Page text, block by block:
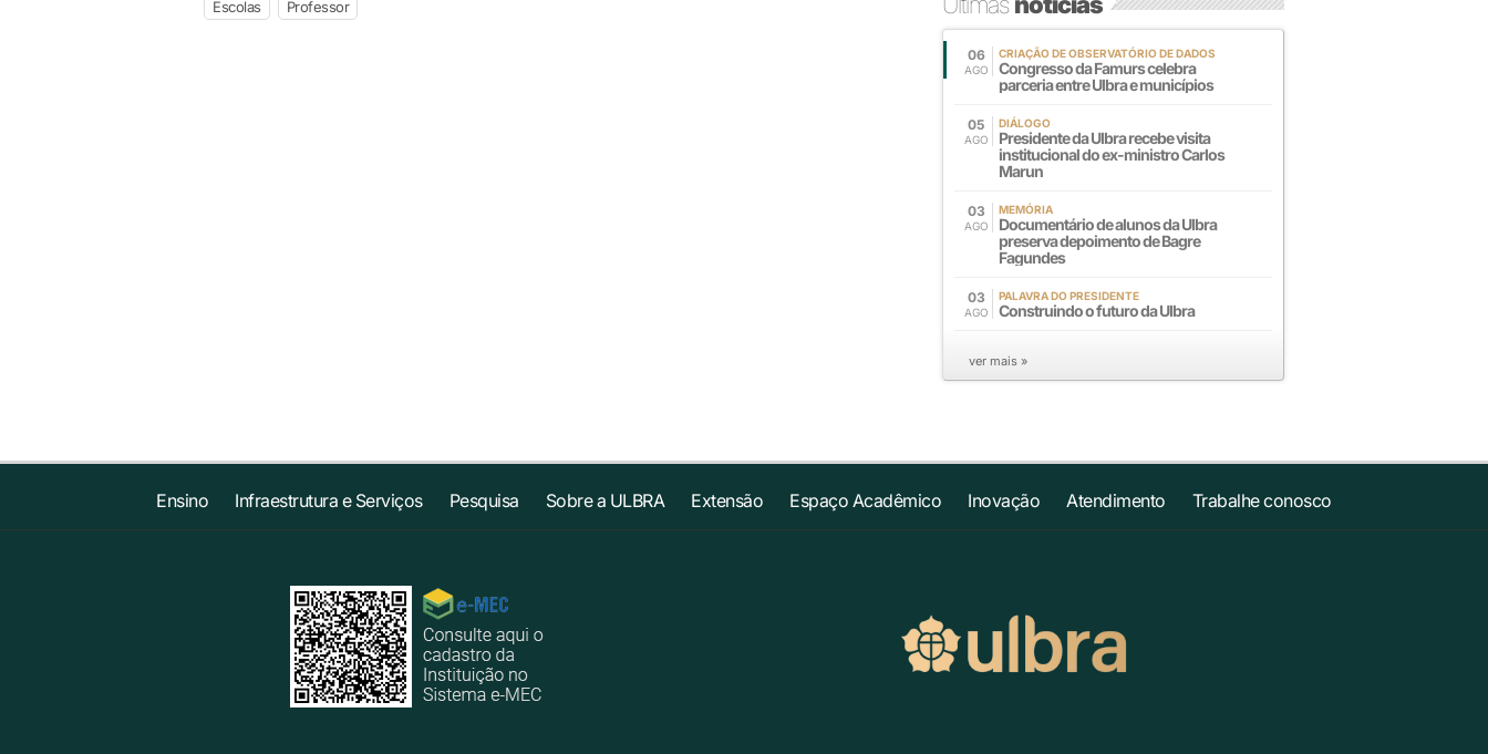
Escolas Professor
06
AGO
CRIAÇÃO DE OBSERVATÓRIO DE DADOS
Congresso da Famurs celebra
parceria entre Ulbra e municípios
05
AGO
DIÁLOGO
Presidente da Ulbra recebe visita
institucional do ex-ministro Carlos
Marun
03
AGO
MEMÓRIA
Documentário de alunos da Ulbra
preserva depoimento de Bagre
Fagundes
03
AGO
PALAVRA DO PRESIDENTE
Construindo o futuro da Ulbra
ver mais »
Ensino Infraestrutura e Serviços Pesquisa Sobre a ULBRA Extensão Espaço Acadêmico Inovação Atendimento Trabalhe conosco